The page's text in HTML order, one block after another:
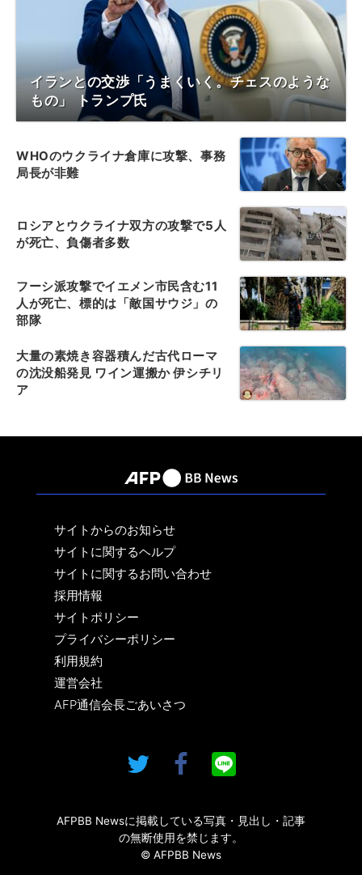
イランとの交渉「うまくいく。チェスのような
もの」 トランプ氏
WHOのウクライナ倉庫に攻撃、事務
局長が非難
ロシアとウクライナ双方の攻撃で5人
が死亡、負傷者多数
フーシ派攻撃でイエメン市民含む11
人が死亡、標的は「敵国サウジ」の
部隊
大量の素焼き容器積んだ古代ローマ
の沈没船発見 ワイン運搬か 伊シチリ
ア
サイトからのお知らせ
サイトに関するヘルプ
サイトに関するお問い合わせ
採用情報
サイトポリシー
プライバシーポリシー
利用規約
運営会社
AFP通信会長ごあいさつ
AFPBB Newsに掲載している写真・見出し・記事
の無断使用を禁じます。
© AFPBB News